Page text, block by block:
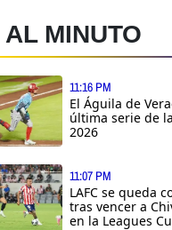
AL MINUTO
11:16 PM
El Águila de
última serie de
2026
11:07 PM
LAFC se queda
tras vencer a
en la Leagues